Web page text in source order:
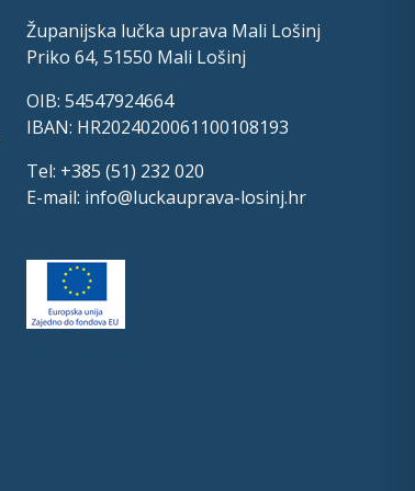
Županijska lučka uprava Mali Lošinj
Priko 64, 51550 Mali Lošinj
OIB: 54547924664
IBAN: HR2024020061100108193
Tel: +385 (51) 232 020
E-mail: info@luckauprava-losinj.hr